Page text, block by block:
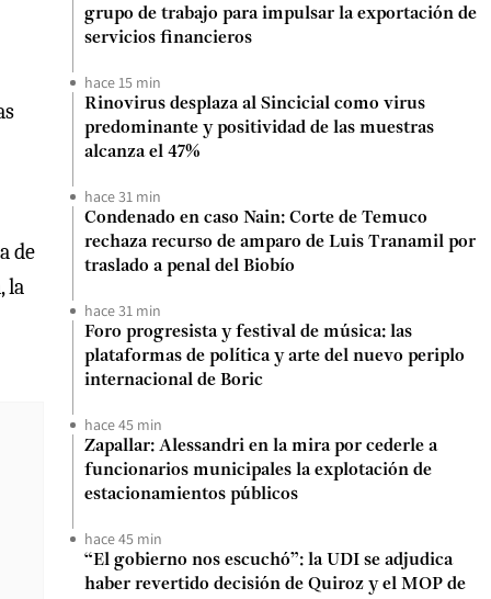
de
la
grupo de trabajo para impulsar la exportación de
servicios financieros
hace 15 min
Rinovirus desplaza al Sincicial como virus
predominante y positividad de las muestras
alcanza el 47%
hace 31 min
Condenado en caso Nain: Corte de Temuco
rechaza recurso de amparo de Luis Tranamil por
traslado a penal del Biobío
hace 31 min
Foro progresista y festival de música: las
plataformas de política y arte del nuevo periplo
internacional de Boric
hace 45 min
Zapallar: Alessandri en la mira por cederle a
funcionarios municipales la explotación de
estacionamientos públicos
hace 45 min
“El gobierno nos escuchó”: la UDI se adjudica
haber revertido decisión de Quiroz y el MOP de